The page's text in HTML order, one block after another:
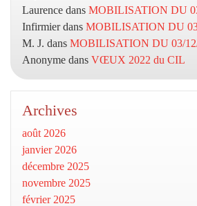
Laurence dans MOBILISATION DU
Infirmierdans MOBILISATION DU
M. J. dans MOBILISATION DU 03/
Anonyme dans VŒUX 2022 du CIL
Archives
août 2026
janvier 2026
décembre 2025
novembre 2025
février 2025